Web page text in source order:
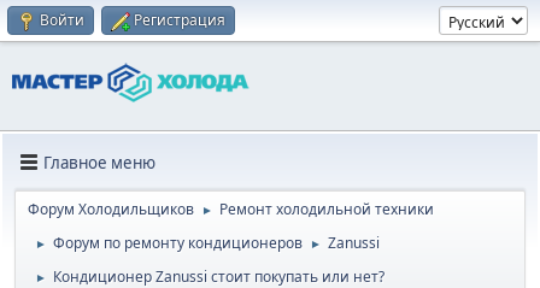
Войти Регистрация
Главное меню
Форум Холодильщиков ► Ремонт холодильной техники
► Форум по ремонту кондиционеров ► Zanussi
► Кондиционер Zanussi стоит покупать или нет?